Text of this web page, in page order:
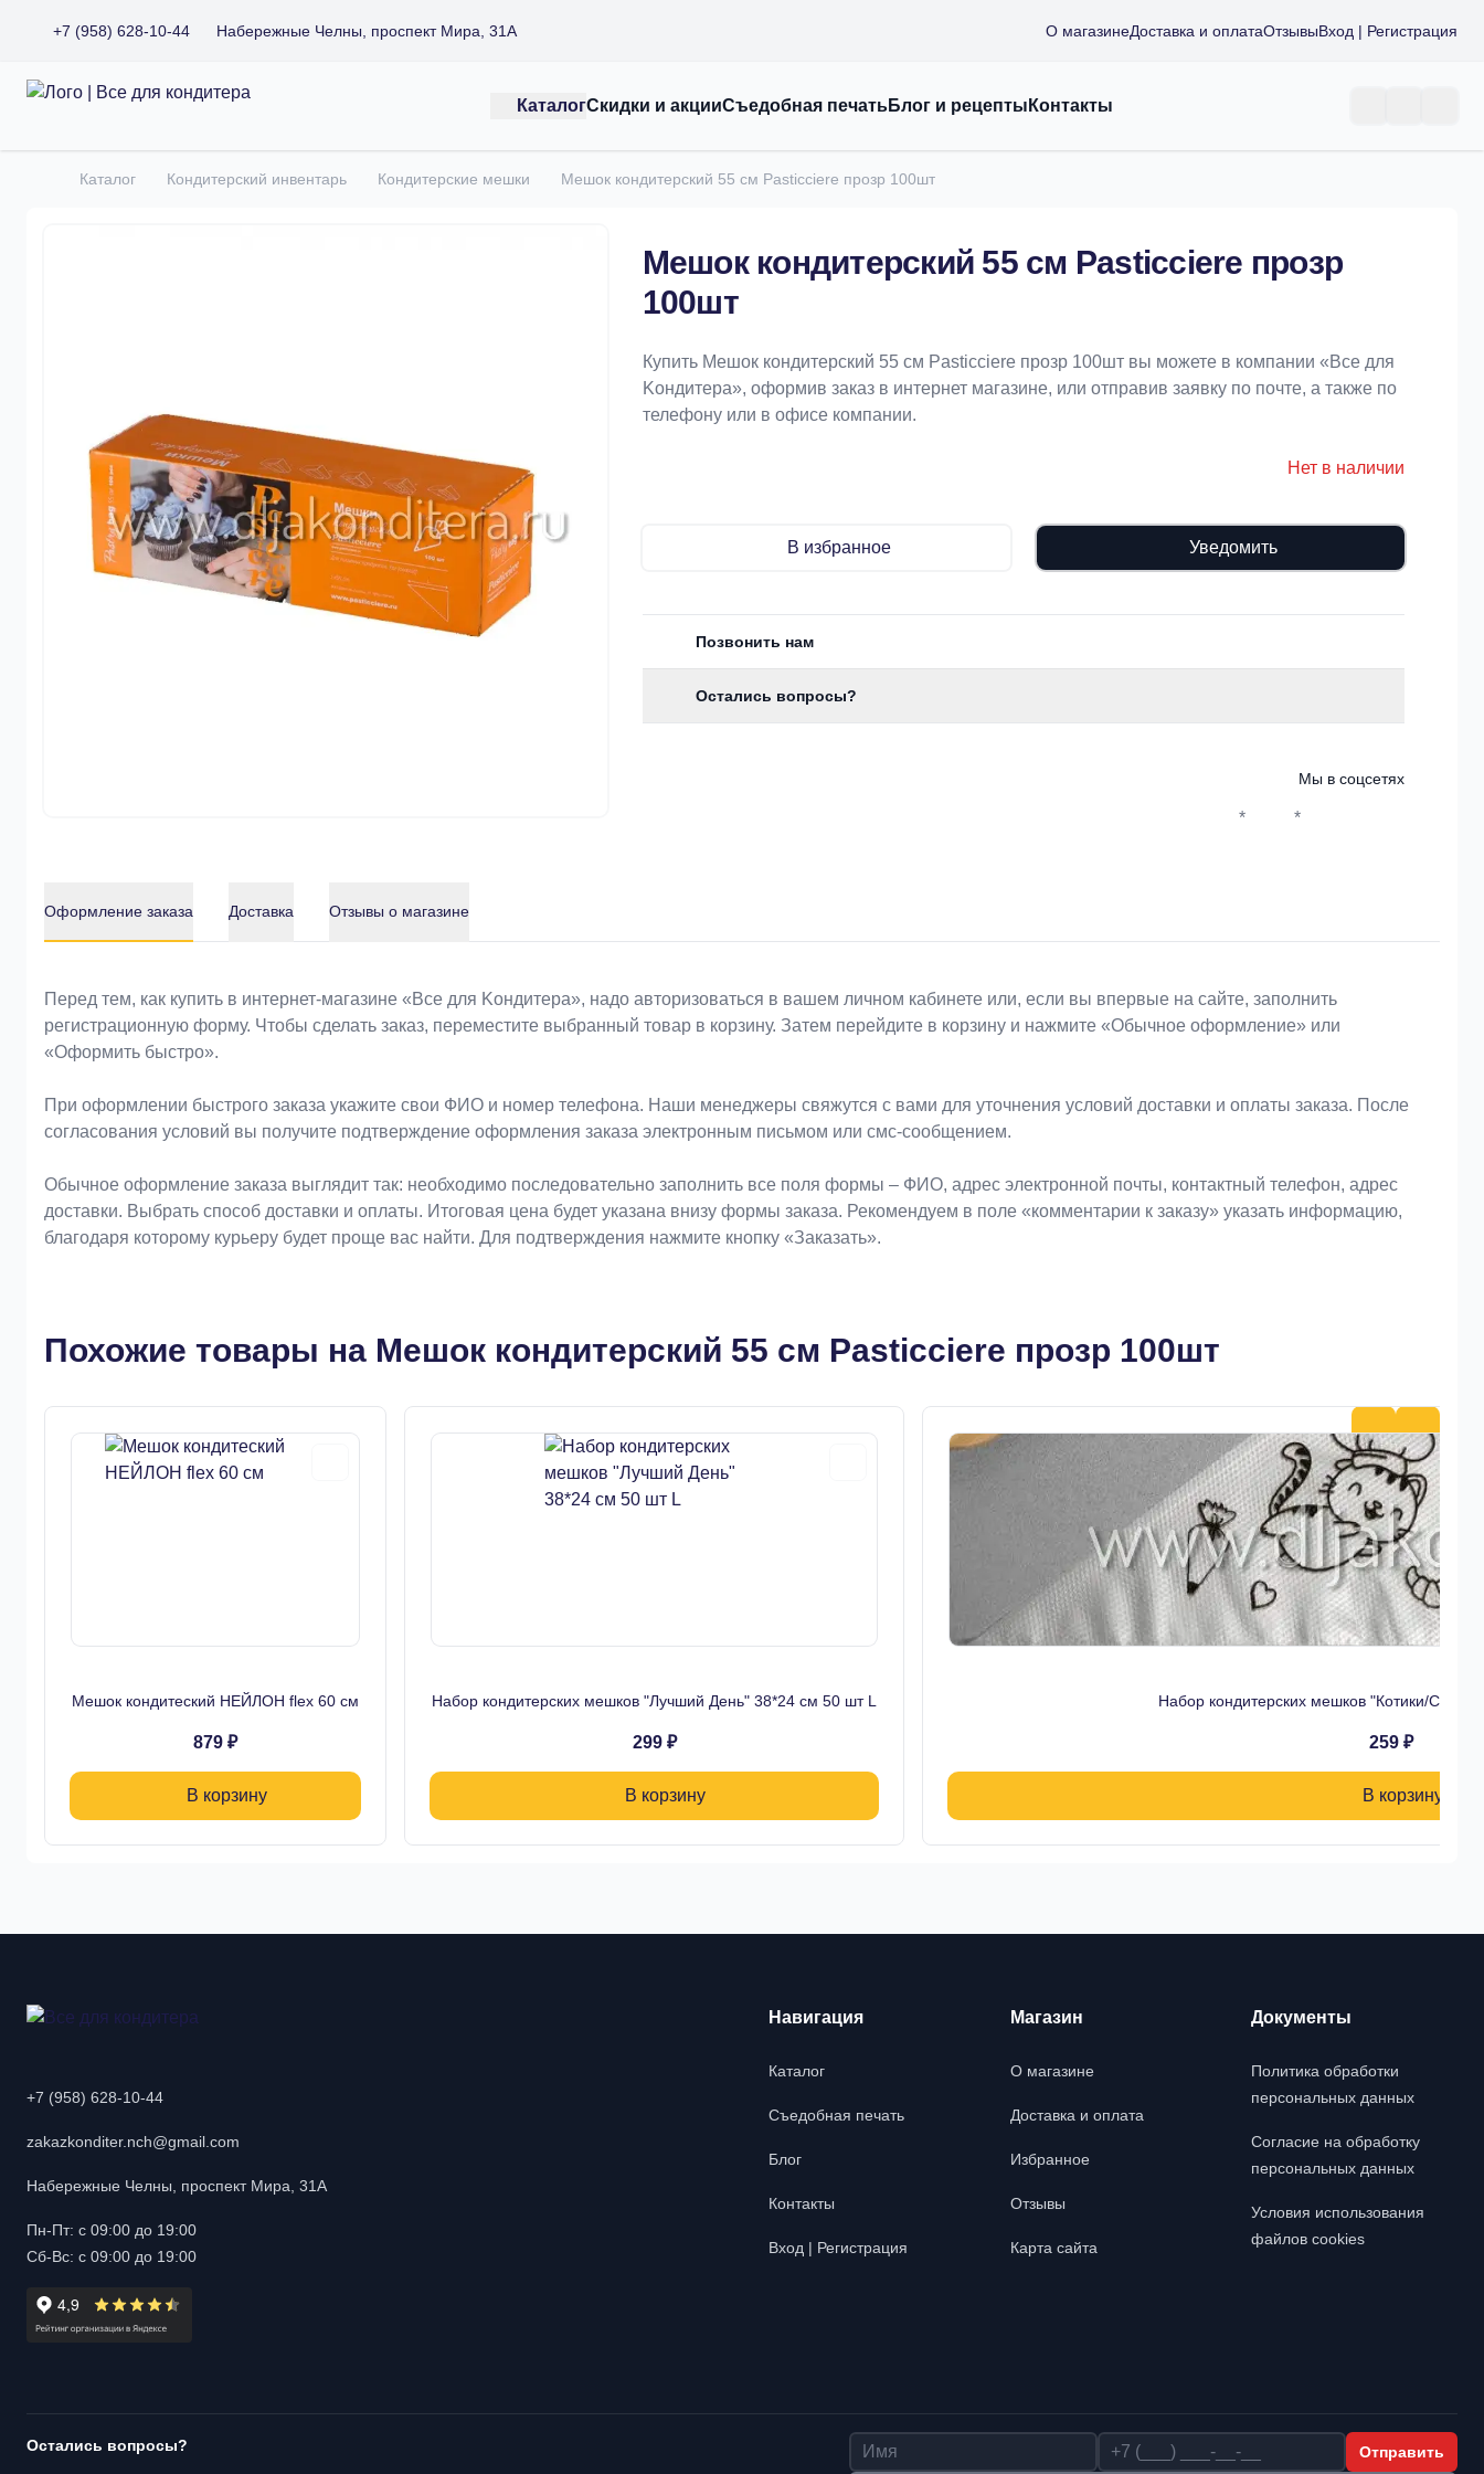
+7 (958) 628-10-44 Набережные Челны, проспект Мира, 31А О магазинеДоставка и оплатаОтзывыВход | Регистрация
Все для кондитера
КаталогСкидки и акцииСъедобная печатьБлог и рецепты Контакты
Главная
Каталог Кондитерский инвентарь Кондитерские мешки Мешок кондитерский 55 см Pasticciere прозр 100шт
Мешок кондитерский 55 см Pasticciere прозр
100шт
Купить Мешок кондитерский 55 см Pasticciere прозр 100шт вы можете в компании «Bce для
Koндитeрa», оформив заказ в интернет магазине, или отправив заявку по почте, а также по
телефону или в офисе компании.
Нет в наличии
В избранное Уведомить
Позвонить нам
Остались вопросы?
Мы в соцсетях
* *
Оформление заказа Доставка Отзывы о магазине
Оформление заказа
Перед тем, как купить в интернет-магазине «Bce для Koндитeрa», надо авторизоваться в вашем личном кабинете или, если вы впервые на сайте, заполнить
регистрационную форму. Чтобы сделать заказ, переместите выбранный товар в корзину. Затем перейдите в корзину и нажмите «Обычное оформление» или
«Оформить быстро».
При оформлении быстрого заказа укажите свои ФИО и номер телефона. Наши менеджеры свяжутся с вами для уточнения условий доставки и оплаты заказа. После
согласования условий вы получите подтверждение оформления заказа электронным письмом или смс-сообщением.
Обычное оформление заказа выглядит так: необходимо последовательно заполнить все поля формы – ФИО, адрес электронной почты, контактный телефон, адрес
доставки. Выбрать способ доставки и оплаты. Итоговая цена будет указана внизу формы заказа. Рекомендуем в поле «комментарии к заказу» указать информацию,
благодаря которому курьеру будет проще вас найти. Для подтверждения нажмите кнопку «Заказать».
Похожие товары на Мешок кондитерский 55 см Pasticciere прозр 100шт
Мешок кондитеский НЕЙЛОН flex 60 см
879 ₽
В корзину
Набор кондитерских мешков "Лучший День" 38*24 см 50 шт L
299 ₽
В корзину
Набор кондитерских мешков "Котики/
259 ₽
В корзину
+7 (958) 628-10-44
zakazkonditer.nch@gmail.com
Набережные Челны, проспект Мира, 31А
Пн-Пт: с 09:00 до 19:00
Сб-Вс: с 09:00 до 19:00
Навигация
Каталог
Съедобная печать
Блог
Контакты
Вход | Регистрация
Магазин
О магазине
Доставка и оплата
Избранное
Отзывы
Карта сайта
Документы
Политика обработки
персональных данных
Согласие на обработку
персональных данных
Условия использования
файлов cookies
Остались вопросы?
Имя Телефон Отправить